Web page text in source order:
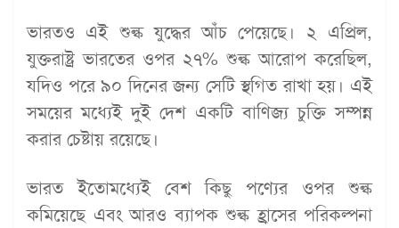
ভারতও এই শুল্ক যুদ্ধের আঁচ পেয়েছে। ২ এপ্রিল,
যুক্তরাষ্ট্র ভারতের ওপর ২৭% শুল্ক আরোপ করেছিল,
যদিও পরে ৯০ দিনের জন্য সেটি স্থগিত রাখা হয়। এই
সময়ের মধ্যেই দুই দেশ একটি বাণিজ্য চুক্তি সম্পন্ন
করার চেষ্টায় রয়েছে।
ভারত ইতোমধ্যেই বেশ কিছু পণ্যের ওপর শুল্ক
কমিয়েছে এবং আরও ব্যাপক শুল্ক হ্রাসের পরিকল্পনা